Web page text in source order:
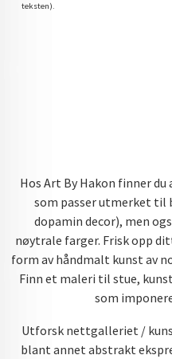
teksten).
Hos Art By Hakon finner
som passer utmerket til
dopamin decor), men
nøytrale farger. Frisk opp
form av håndmalt kunst av
Finn et maleri til stue,
som
Utforsk nettgalleriet /
blant annet abstrakt